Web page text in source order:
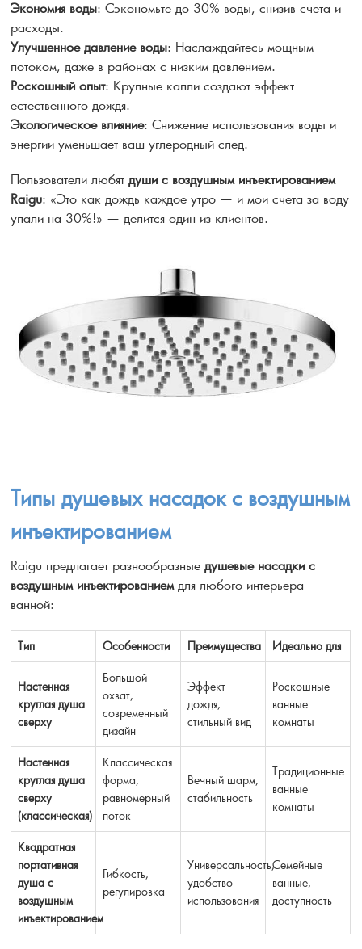
Экономия воды: Сэкономьте до 30% воды, снизив счета и
расходы.
Улучшенное давление воды: Наслаждайтесь мощным
потоком, даже в районах с низким давлением.
Роскошный опыт: Крупные капли создают эффект
естественного дождя.
Экологическое влияние: Снижение использования воды и
энергии уменьшает ваш углеродный след.
Пользователи любятдуши с воздушным инъектированием
Raigu: «Это как дождь каждое утро — и мои счета за воду
упали на 30%!» — делится один из клиентов.
Типы душевых насадок с воздушным
инъектированием
Raigu предлагает разнообразныедушевые насадки с
воздушным инъектированиемдля любого интерьера
ванной:
Тип Особенности Преимущества Идеально для
Настенная
круглая душа
сверху
Большой
охват,
современный
дизайн
Эффект
дождя,
стильный вид
Роскошные
ванные
комнаты
Настенная
круглая душа
сверху
(классическая)
Классическая
форма,
равномерный
поток
Вечный шарм,
стабильность
Традиционные
ванные
комнаты
Квадратная
портативная
душа с
воздушным
инъектированием
Гибкость,
регулировка
Универсальность,
удобство
использования
Семейные
ванные,
доступность